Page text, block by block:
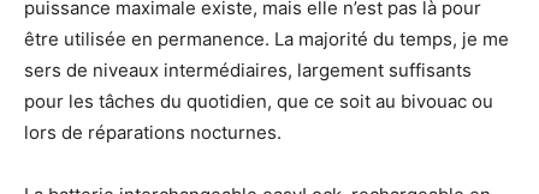
puissance maximale existe, mais elle n’est pas là pour
être utilisée en permanence. La majorité du temps, je me
sers de niveaux intermédiaires, largement suffisants
pour les tâches du quotidien, que ce soit au bivouac ou
lors de réparations nocturnes.